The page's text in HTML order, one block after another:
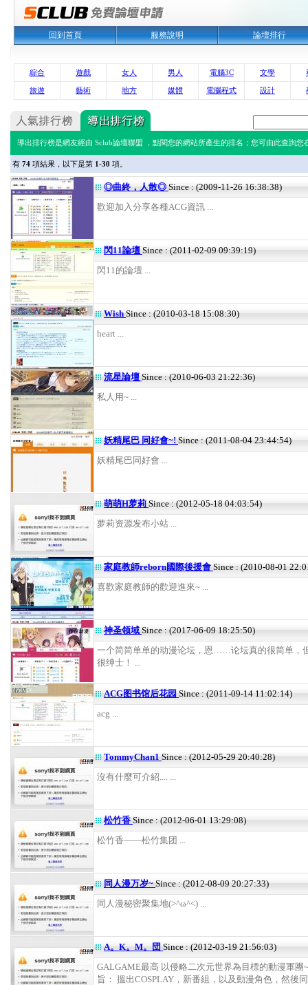
回到首頁 服務說明 論壇排行
綜合 遊戲 女人 男人 電腦3C 文學
旅遊 藝術 地方 媒體 電腦程式 設計
導出排行榜是網友經由 Sclub論壇聯盟 ，點閱您的網站所產生的排名；您可由此查詢您
有 74 項結果，以下是第 1-30 項。
◎曲終，人散◎ Since : (2009-11-26 16:38:38)
歡迎加入分享各種ACG資訊 ...
閃11論壇 Since : (2011-02-09 09:39:19)
閃11的論壇 ...
Wish Since : (2010-03-18 15:08:30)
heart ...
流星論壇 Since : (2010-06-03 21:22:36)
私人用~ ...
妖精尾巴 同好會~! Since : (2011-08-04 23:44:54)
妖精尾巴同好會 ...
萌萌H萝莉 Since : (2012-05-18 04:03:54)
萝莉资源发布小站 ...
家庭教師reborn國際後援會 Since : (2010-08-01
喜歡家庭教師的歡迎進來~ ...
神圣领域 Since : (2017-06-09 18:25:50)
一个简简单单的动漫论坛，恩……论坛真的很简单，
很绅士！ ...
ACG图书馆后花园 Since : (2011-09-14 11:02:14)
acg ...
TommyChan1 Since : (2012-05-29 20:40:28)
沒有什麼可介紹.... ...
松竹香Since : (2012-06-01 13:29:08)
松竹香——松竹集团 ...
同人漫万岁~ Since : (2012-08-09 20:27:33)
同人漫秘密聚集地(>^ω^<) ...
A。K。M。団 Since : (2012-03-19 21:56:03)
GALGAME最高 以侵略二次元世界為目標的動漫軍團
旨： 搵出COSPLAY，新番組，以及動漫角色，然後